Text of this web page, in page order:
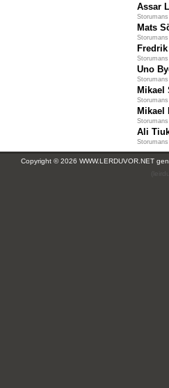
Assar
Mats
Uno
Mikael
Mikael
Ali
Copyright © 2026 WWW.LERDUVOR.NET